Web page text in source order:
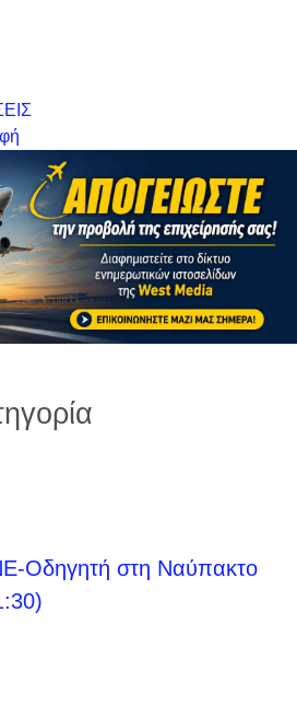
Οδηγητή στη Ναύπακτο